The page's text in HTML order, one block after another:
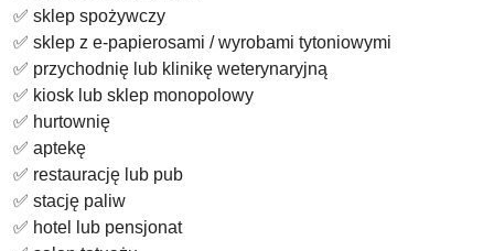
✅ sklep spożywczy
✅ sklep z e-papierosami / wyrobami tytoniowymi
✅ przychodnię lub klinikę weterynaryjną
✅ kiosk lub sklep monopolowy
✅ hurtownię
✅ aptekę
✅ restaurację lub pub
✅ stację paliw
✅ hotel lub pensjonat